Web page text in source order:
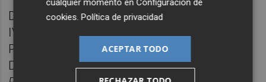
De 10 a 15 h.
IV Concurso Nacional de Michirones.
Presentación de los platos participantes.
Degustación.
cualquier momento enConfiguración de
cookies.Política de privacidad
ACEPTAR TODO